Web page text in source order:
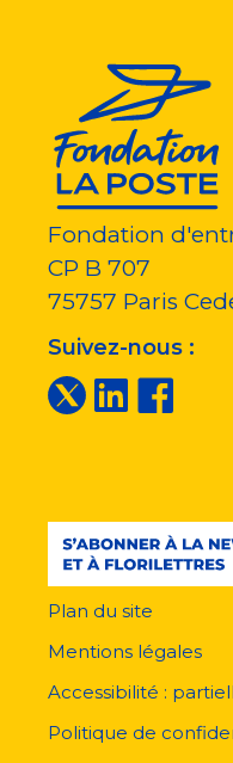
Fondation
CP B 707
75757 Paris
Suivez-nous :
pied
page
Plan du site
Mentions légales
Accessibilité :
Politique de